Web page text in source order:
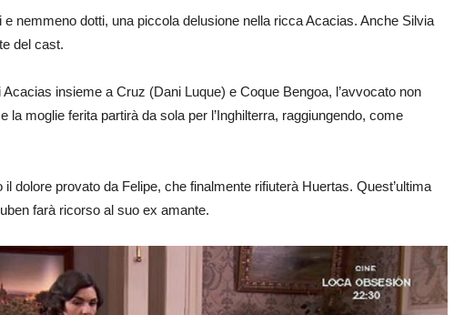
e nemmeno dotti, una piccola delusione nella ricca Acacias. Anche Silvia
del cast.
insieme a Cruz (Dani Luque) e Coque Bengoa, l’avvocato non
la moglie ferita partirà da sola per l’Inghilterra, raggiungendo, come
dolore provato da Felipe, che finalmente rifiuterà Huertas. Quest’ultima
farà ricorso al suo ex amante.